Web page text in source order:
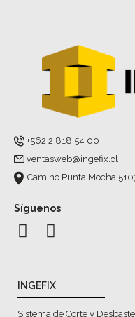
+562 2 818 54 00
ventasweb@ingefix.cl
Camino Punta Mocha
Síguenos
INGEFIX
Sistema de Corte y Desbaste